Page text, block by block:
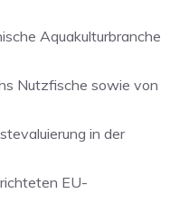
Aquakulturbranche
Nutzfische sowie von
in der
EU-